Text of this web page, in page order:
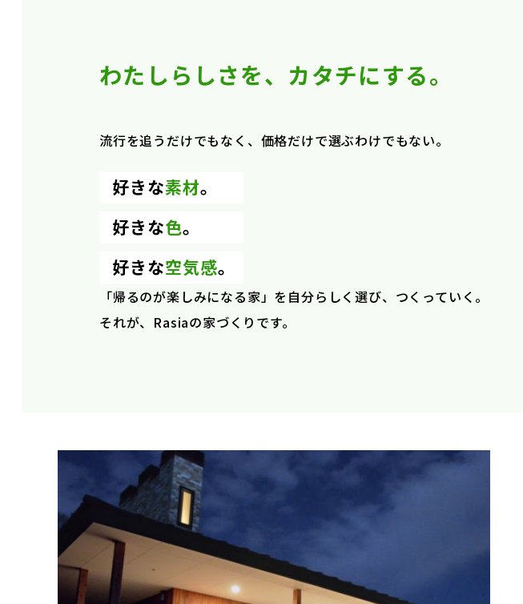
わたしらしさを、カタチにする。
流行を追うだけでもなく、価格だけで選ぶわけでもない。
好きな素材。
好きな色。
好きな空気感。
「帰るのが楽しみになる家」を自分らしく選び、つくっていく。
それが、Rasiaの家づくりです。